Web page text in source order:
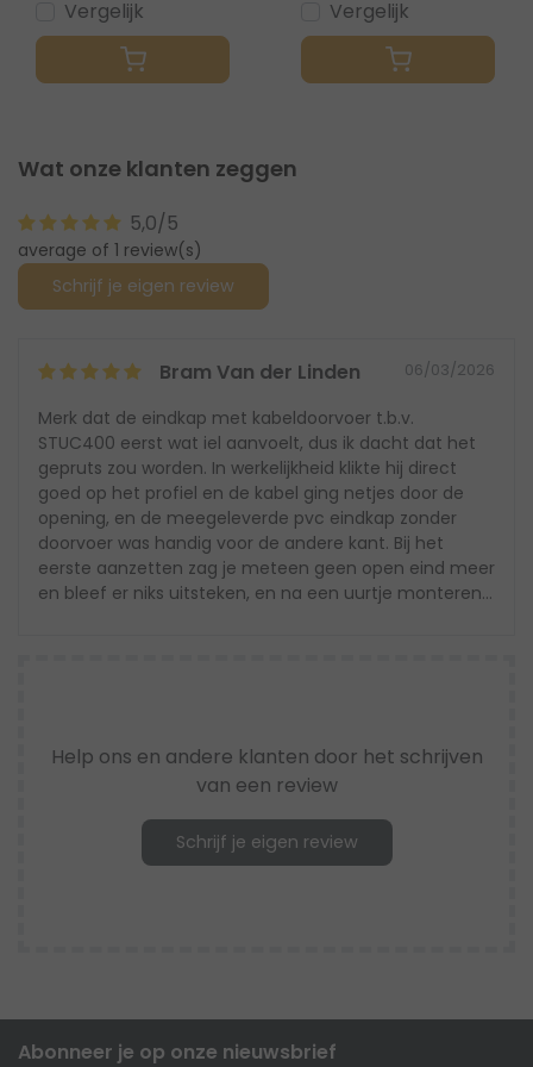
Vergelijk Vergelijk
Wat onze klanten zeggen
5,0/5
average of 1 review(s)
Schrijf je eigen review
Bram Van der Linden 06/03/2026
Merk dat de eindkap met kabeldoorvoer t.b.v.
STUC400 eerst wat iel aanvoelt, dus ik dacht dat het
gepruts zou worden. In werkelijkheid klikte hij direct
goed op het profiel en de kabel ging netjes door de
opening, en de meegeleverde pvc eindkap zonder
doorvoer was handig voor de andere kant. Bij het
eerste aanzetten zag je meteen geen open eind meer
en bleef er niks uitsteken, en na een uurtje monteren
Help ons en andere klanten door het schrijven
van een review
Schrijf je eigen review
Abonneer je op onze nieuwsbrief